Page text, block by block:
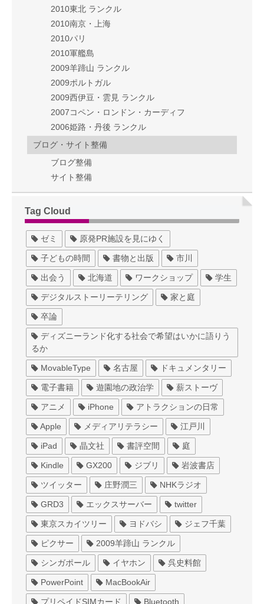
2010東北 ランクル
2010南京・上海
2010パリ
2010軍艦島
2009羊蹄山 ランクル
2009ポルトガル
2009西伊豆・雲見 ランクル
2007コペン・ロンドン・カーディフ
2006姫路・丹後 ランクル
ブログ・サイト整備
ブログ整備
サイト整備
Tag Cloud
ゼミ 原発PR施設を見にゆく
子どもの時間 書物と出版 市川
出会う 北海道 ワークショップ 学生
デジタルストーリーテリング 家と庭
卒論
ディズニーランド化する社会で希望はいかに語りう
るか
MovableType 名古屋 ドキュメンタリー
電子書籍 遊園地の政治学 薪ストーヴ
アニメ iPhone アトラクションの日常
Apple メディアリテラシー 江戸川
iPad 晶文社 書評空間 庭
Kindle GX200 ジブリ 岩波書店
ツイッター 庄野潤三 NHKラジオ
GRD3 エックスサーバー twitter
東京スカイツリー ヨドバシ ジェフ千葉
ピクサー 2009羊蹄山 ランクル
シンガポール イヤホン 呉史料館
PowerPoint MacBookAir
プリペイドSIMカード Bluetooth